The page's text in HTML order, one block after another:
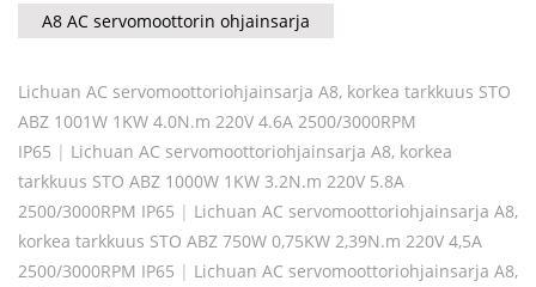
A8 AC servomoottorin ohjainsarja
Lichuan AC servomoottoriohjainsarja A8, korkea tarkkuus STO
ABZ 1001W 1KW 4.0N.m 220V 4.6A 2500/3000RPM
IP65 | Lichuan AC servomoottoriohjainsarja A8, korkea
tarkkuus STO ABZ 1000W 1KW 3.2N.m 220V 5.8A
2500/3000RPM IP65 | Lichuan AC servomoottoriohjainsarja A8,
korkea tarkkuus STO ABZ 750W 0,75KW 2,39N.m 220V 4,5A
2500/3000RPM IP65 | Lichuan AC servomoottoriohjainsarja A8,